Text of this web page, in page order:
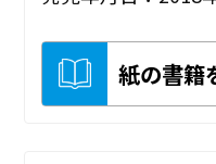
紙の書籍